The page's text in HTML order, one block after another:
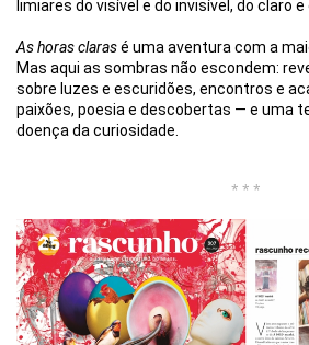
limiares do visível e do invisível, do claro e
As horas clarasé uma aventura com a
Mas aqui as sombras não escondem:
sobre luzes e escuridões, encontros e
paixões, poesia e descobertas — e uma
doença da curiosidade.
* * *